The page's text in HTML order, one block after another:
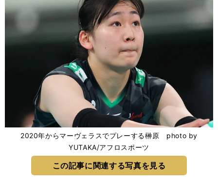
2020年からマーヴェラスでプレーする榊原 photo by
YUTAKA/アフロスポーツ
この記事に関連する写真を見る